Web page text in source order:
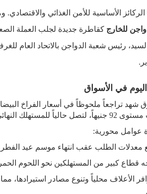
الأساسية للأمن الغذائي والاقتصادي.
للخارج كقاطرة جديدة لجلب العملة
رئيس شعبة الدواجن بالاتحاد العام
في الأسواق
شهد تراجعاً ملحوظاً في أسعار الفراخ
النهائي بمتوسط
عوامل محورية:
معدلات الطلب عقب انتهاء موسم عيد الفطر
قطاع كبير من المستهلكين نحو اللحوم
الأعلاف محلياً وتنوع مصادر استيرادها،